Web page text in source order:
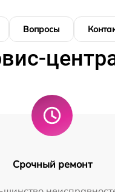
Вопросы
Срочный ремонт